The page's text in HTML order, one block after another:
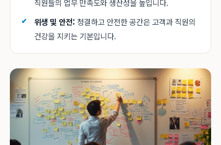
직원들의 업무 만족도와 생산성을 높입니다.
위생 및 안전: 청결하고 안전한 공간은 고객과 직원의
건강을 지키는 기본입니다.